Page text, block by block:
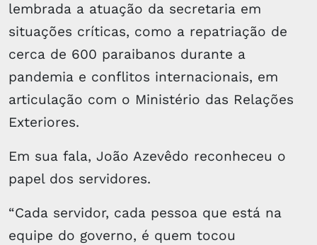
lembrada a atuação da secretaria em
situações críticas, como a repatriação de
cerca de 600 paraibanos durante a
pandemia e conflitos internacionais, em
articulação com o Ministério das Relações
Exteriores.
Em sua fala, João Azevêdo reconheceu o
papel dos servidores.
“Cada servidor, cada pessoa que está na
equipe do governo, é quem tocou